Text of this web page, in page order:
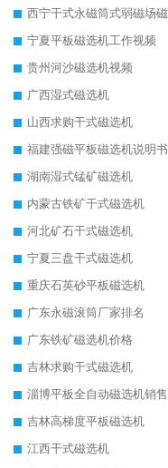
宁夏平板磁选机工作视频
贵州河沙磁选机视频
广西湿式磁选机
山西求购干式磁选机
福建强磁平板磁选机说明书
湖南湿式锰矿磁选机
内蒙古铁矿干式磁选机
河北矿石干式磁选机
宁夏三盘干式磁选机
重庆石英砂平板磁选机
广东永磁滚筒厂家排名
广东铁矿磁选机价格
吉林求购干式磁选机
淄博平板全自动磁选机销售
吉林高梯度平板磁选机
江西干式磁选机